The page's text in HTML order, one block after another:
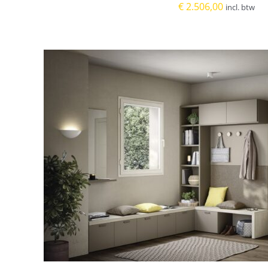
€2.506,00 incl. btw